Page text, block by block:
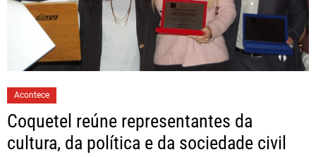
Acontece
Coquetel reúne representantes da
cultura, da política e da sociedade civil